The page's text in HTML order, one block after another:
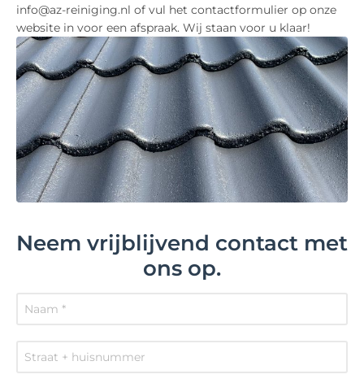
info@az-reiniging.nl of vul het contactformulier op onze
website in voor een afspraak. Wij staan voor u klaar!
Neem vrijblijvend contact met
ons op.